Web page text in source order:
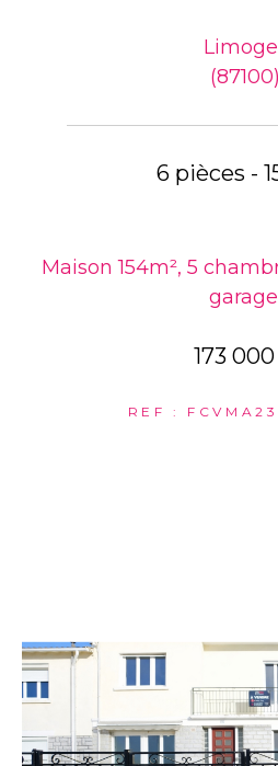
(87100)
6 pièces -
Maison 154m², 5
173
REF :